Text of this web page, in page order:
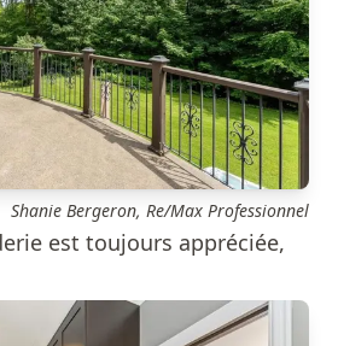
Shanie Bergeron, Re/Max Professionnel
est toujours appréciée,